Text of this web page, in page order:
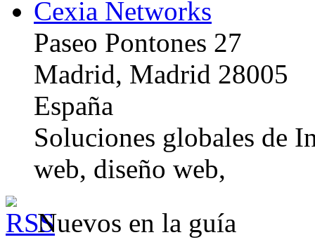
Cexia Networks
Paseo Pontones 27
Madrid, Madrid 28005
España
Soluciones globales de
web, diseño web,
Nuevos en la guía